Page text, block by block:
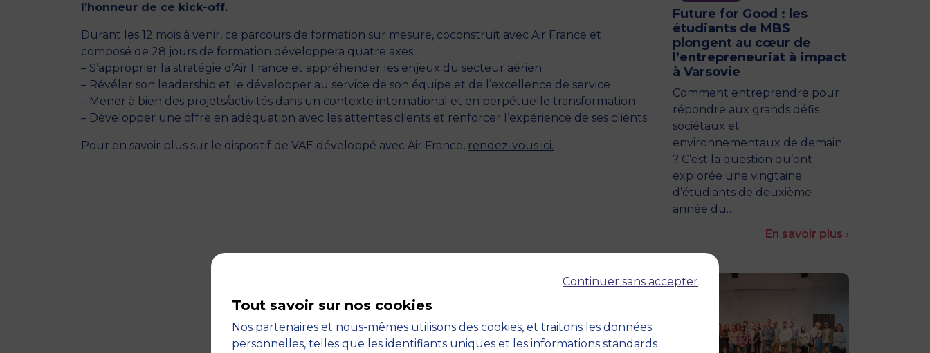
l’honneur de ce kick-off.
Durant les 12 mois à venir, ce parcours de formation sur mesure, coconstruit avec Air France et
composé de 28 jours de formation développera quatre axes :
– S’approprier la stratégie d’Air France et appréhender les enjeux du secteur aérien
– Révéler son leadership et le développer au service de son équipe et de l’excellence de service
– Mener à bien des projets/activités dans un contexte international et en perpétuelle transformation
– Développer une offre en adéquation avec les attentes clients et renforcer l’expérience de ses clients
Pour en savoir plus sur le dispositif de VAE développé avec Air France, rendez-vous ici.
Future for Good : les
étudiants de MBS
plongent au cœur de
l’entrepreneuriat à impact
à Varsovie
Comment entreprendre pour
répondre aux grands défis
sociétaux et
environnementaux de demain
? C’est la question qu’ont
explorée une vingtaine
d’étudiants de deuxième
année du…
En savoir plus ›
Continuer sans accepter
Tout savoir sur nos cookies
Nos partenaires et nous-mêmes utilisons des cookies, et traitons les données
personnelles, telles que les identifiants uniques et les informations standards